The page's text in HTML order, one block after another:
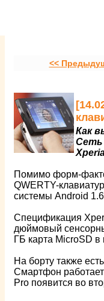
<<
Как
Сеть
Помимо форм-
QWERTY-
системы Android
Спецификация
дюймовый
ГБ карта MicroSD в
На борту также
Смартфон
Pro появится во